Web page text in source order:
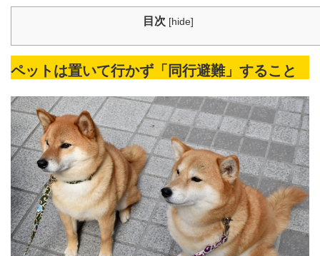
目次 [hide]
ペットは置いて行かず「同行避難」すること